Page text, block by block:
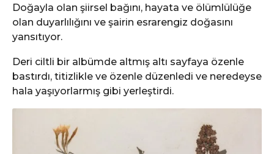
Doğayla olan şiirsel bağını, hayata ve ölümlülüğe
olan duyarlılığını ve şairin esrarengiz doğasını
yansıtıyor.
Deri ciltli bir albümde altmış altı sayfaya özenle
bastırdı, titizlikle ve özenle düzenledi ve neredeyse
hala yaşıyorlarmış gibi yerleştirdi.